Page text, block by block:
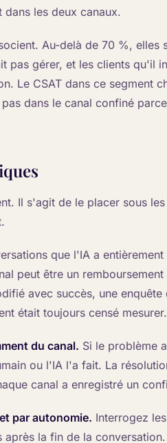
les deux canaux.
Au-delà de 70 %, elles
pas gérer, et les clients qu'il
Le CSAT dans ce segment
dans le canal confiné
Il s'agit de le placer sous
que l'IA a
peut être un
avec succès, une enquête
était toujours censé mesurer.
du canal. Si le problème
ou l'IA l'a fait. La
canal a enregistré un
par autonomie. Interrogez
la fin de la